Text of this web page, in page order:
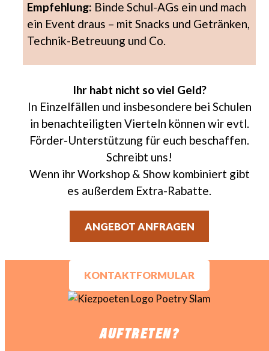
Empfehlung: Binde Schul-AGs ein und mach
ein Event draus – mit Snacks und Getränken,
Technik-Betreuung und Co.
Ihr habt nicht so viel Geld?
In Einzelfällen und insbesondere bei Schulen
in benachteiligten Vierteln können wir evtl.
Förder-Unterstützung für euch beschaffen.
Schreibt uns!
Wenn ihr Workshop & Show kombiniert gibt
es außerdem Extra-Rabatte.
ANGEBOT ANFRAGEN
KONTAKTFORMULAR
AUFTRETEN?